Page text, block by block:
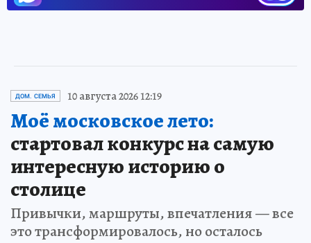
ДОМ. СЕМЬЯ 10 августа 2026 12:19
Моё московское лето:
стартовал конкурс на самую
интересную историю о
столице
Привычки, маршруты, впечатления — все
это трансформировалось, но осталось